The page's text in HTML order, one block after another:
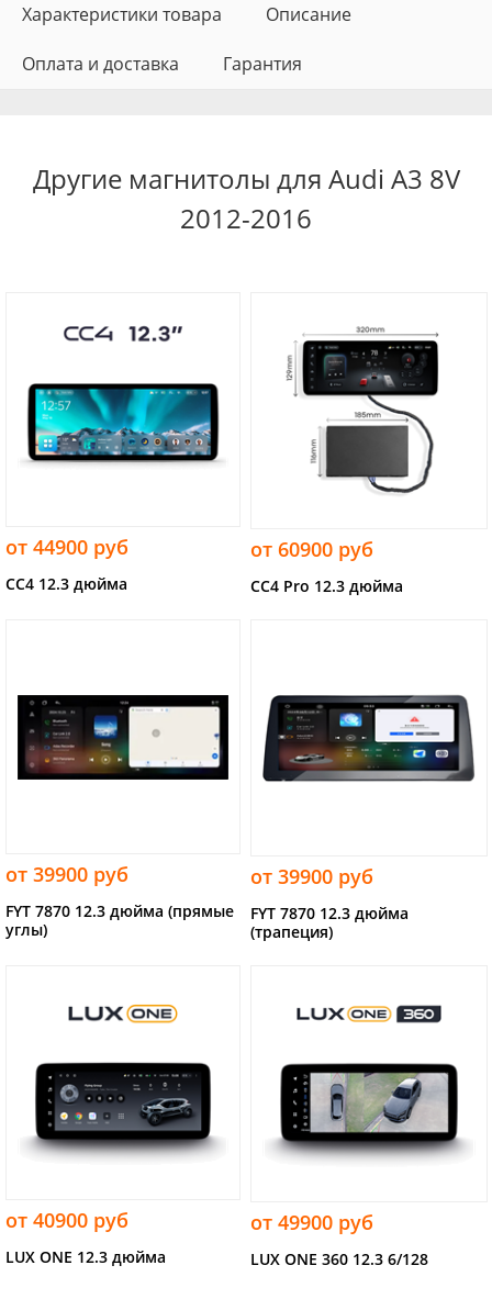
Характеристики товара Описание
Оплата и доставка Гарантия
Другие магнитолы для Audi A3 8V
2012-2016
от 44900 руб
CC4 12.3 дюйма
от 60900 руб
CC4 Pro 12.3 дюйма
от 39900 руб
FYT 7870 12.3 дюйма (прямые
углы)
от 39900 руб
FYT 7870 12.3 дюйма
(трапеция)
от 40900 руб
LUX ONE 12.3 дюйма
от 49900 руб
LUX ONE 360 12.3 6/128